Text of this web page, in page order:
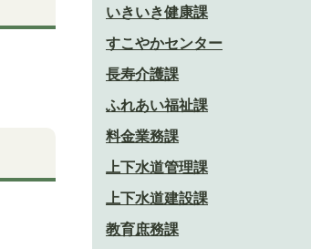
いきいき健康課
すこやかセンター
長寿介護課
ふれあい福祉課
料金業務課
上下水道管理課
上下水道建設課
教育庶務課